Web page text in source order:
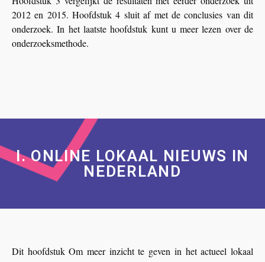
2012 en 2015. Hoofdstuk 4 sluit af met de conclusies van dit
onderzoek. In het laatste hoofdstuk kunt u meer lezen over de
onderzoeksmethode.
I. ONLINE LOKAAL NIEUWS IN
NEDERLAND
Dit hoofdstuk Om meer inzicht te geven in het actueel lokaal